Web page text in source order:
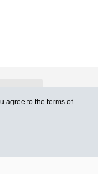
of Use
agree to the terms of